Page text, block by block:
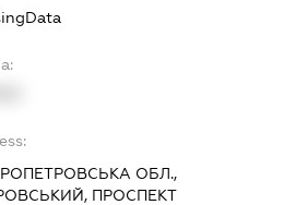
ОБЛ.,
ПРОСПЕКТ